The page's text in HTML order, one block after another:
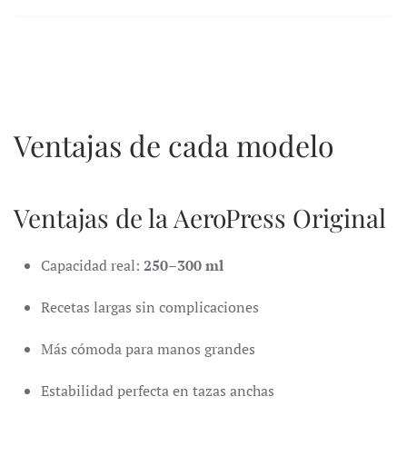
Ventajas de cada modelo
Ventajas de la AeroPress Original
Capacidad real: 250–300 ml
Recetas largas sin complicaciones
Más cómoda para manos grandes
Estabilidad perfecta en tazas anchas